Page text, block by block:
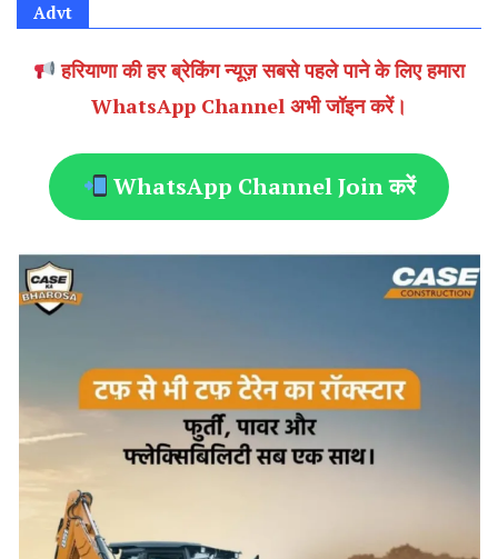
Advt
हरियाणा की हर ब्रेकिंग न्यूज़ सबसे पहले पाने के लिए हमारा
WhatsApp Channel अभी जॉइन करें।
WhatsApp Channel Join करें